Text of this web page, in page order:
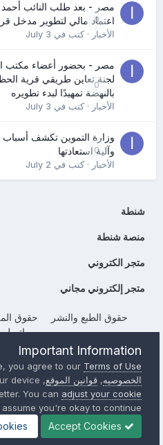
0
مصر - بعد طلب النائب أحمد
اعتماد مالي لتطوير مدخل
الأخبار· كتب في July 3
0
مصر - بحضور أعضاء مكتب
لجنة تعاين طريقي قرية
بالنهضة تمهيدًا لبدء تطويره
الأخبار· كتب في July 3
0
وزارة التموين تكشف أسباب
وآلية استعادتها
الأخبار· كتب في July 2
شنطة
منصة شنطة
متجر الكتروني
متجر إلكتروني مجاني
حقوق الطبع والنشر حقوق
إتصل
Community
Important Information
you agree to ourTerms of Use
الخصوصيه, قوانين الموقع, We have placed
device
You canadjust your cookie
assume you're okay to continue..
Accept Cookies